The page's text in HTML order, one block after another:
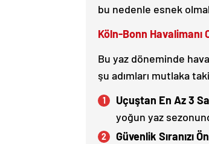
bu nedenle esnek
Köln-Bonn Havalimanı
Bu yaz döneminde
şu adımları mutlaka
Uçuştan En Az 3
yoğun yaz
Güvenlik Sıranızı